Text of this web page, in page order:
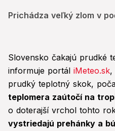
Prichádza veľký zlom v
Slovensko čakajú prudké
informuje portál iMeteo.sk,
prudký teplotný skok,
teplomera zaútočí na
o doterajší vrchol tohto
vystriedajú prehánky a